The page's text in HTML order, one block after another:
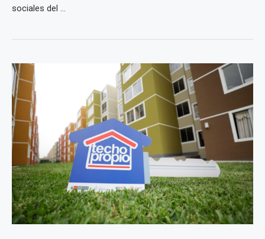
sociales del ...